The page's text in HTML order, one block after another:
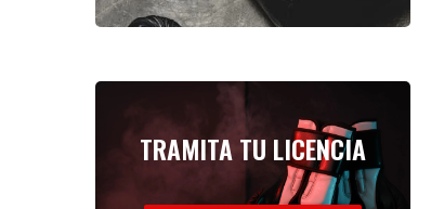
TRAMITA TU LICENCIA